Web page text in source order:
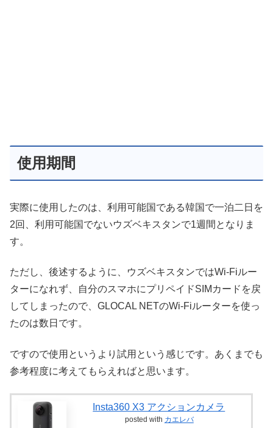
使用期間
実際に使用したのは、利用可能国である韓国で一泊二日を
2回、利用可能国でないウズベキスタンで1週間となりま
す。
ただし、後述するように、ウズベキスタンではWi-Fiルー
ターになれず、自分のスマホにプリペイドSIMカードを戻
してしまったので、GLOCAL NETのWi-Fiルーターを使っ
たのは数日です。
ですので使用というより試用という感じです。あくまでも
参考程度に考えてもらえればと思います。
Insta360 X3 アクションカメラ
posted with カエレバ